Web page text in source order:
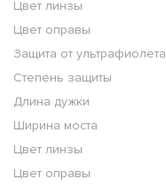
Цвет линзы
Цвет оправы
Защита от ультрафиолета
Степень защиты
Длина дужки
Ширина моста
Цвет линзы
Цвет оправы